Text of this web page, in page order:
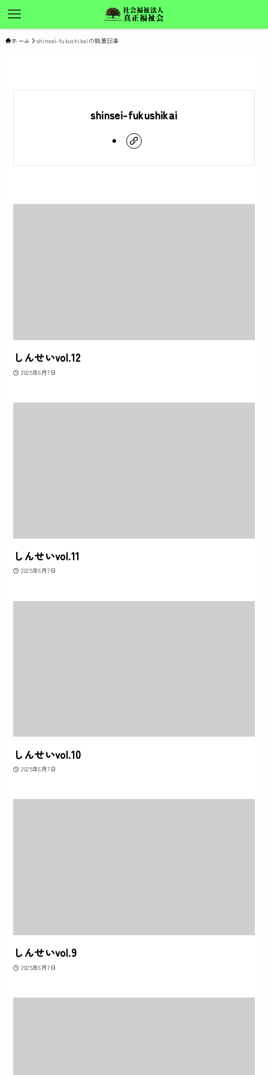
ホーム shinsei-fukushikaiの執筆記事
shinsei-fukushikai
しんせいvol.12
2025年6月7日
しんせいvol.11
2025年6月7日
しんせいvol.10
2025年6月7日
しんせいvol.9
2025年6月7日